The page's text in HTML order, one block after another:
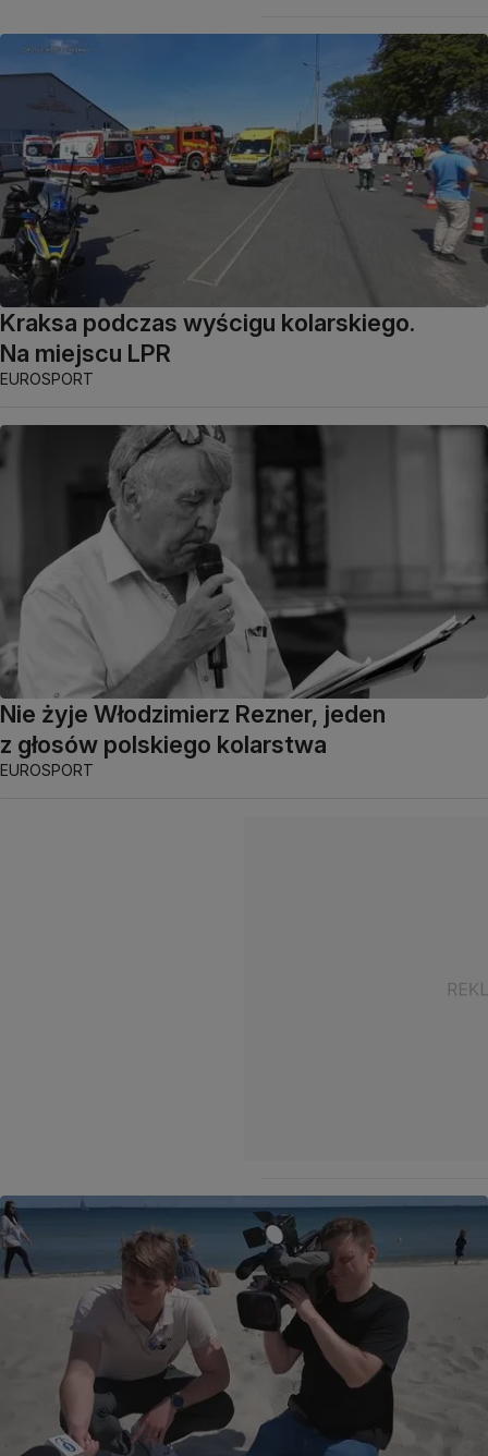
Kraksa podczas wyścigu kolarskiego.
Na miejscu LPR
EUROSPORT
Nie żyje Włodzimierz Rezner, jeden
z głosów polskiego kolarstwa
EUROSPORT